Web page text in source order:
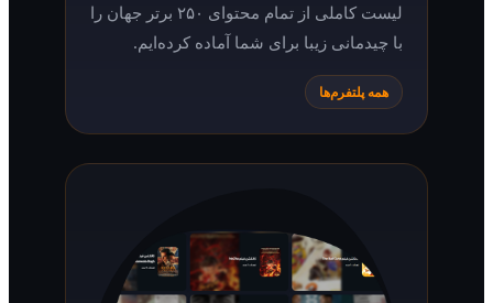
لیست کاملی از تمام محتوای ۲۵۰ برتر جهان را
با چیدمانی زیبا برای شما آماده کرده‌ایم.
همه پلتفرم‌ها